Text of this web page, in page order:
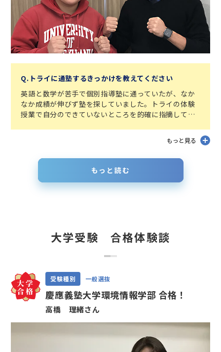
Q.トライに通塾するきっかけを教えてください
英語と数学が苦手で個別指導塾に通っていたが、なか
なか成績が伸びず塾を探していました。トライの体験
授業で自分のできていないところを的確に指摘してく
もっと見る
もっと読む
大学受験 合格体験談
受験種別 一般選抜
慶應義塾大学環境情報学部 合格！
高橋 理緒さん